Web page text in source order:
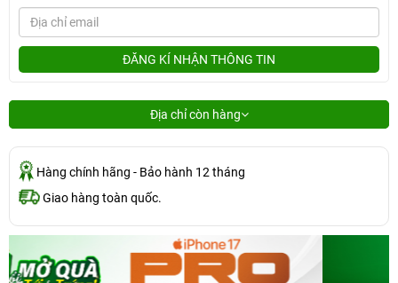
ĐĂNG KÍ NHẬN THÔNG TIN
Địa chỉ còn hàng
Hàng chính hãng - Bảo hành 12 tháng
Giao hàng toàn quốc.